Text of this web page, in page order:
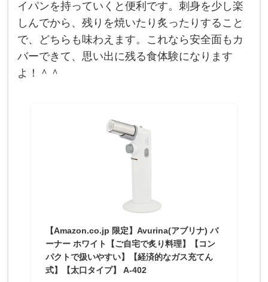
、
ワ
ク
ワ
ク
し
ま
す
よ
イパンを持っていくと便利です。刺身を少し楽
しんでから、残りを焼いたり炙ったりすること
で、どちらも味わえます。これなら安全面もカ
バーできて、思い出に残る食体験になります
よ！＾＾
【Amazon.co.jp 限定】Avurina(アブリナ) バ
ーナー ホワイト【ご自宅で炙り料理】【コン
パクトで扱いやすい】【経済的なガス充てん
式】【太口タイプ】 A-402